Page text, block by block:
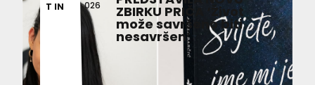
T IN 026 ZBIRKU PRIČA ‘Život
može savršeno biti
nesavršen’